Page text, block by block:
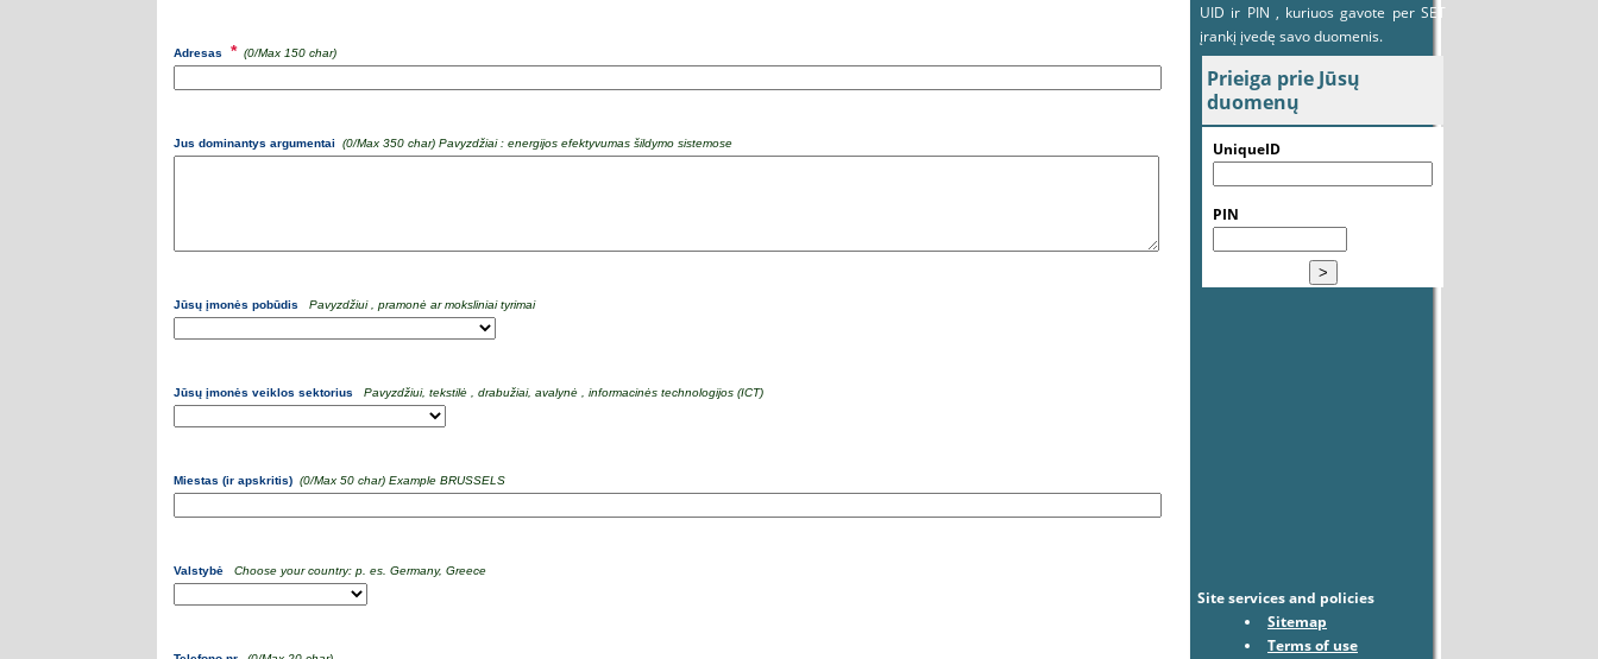
Adresas * (0/Max 150 char)
Jus dominantys argumentai (0/Max 350 char) Pavyzdžiai : energijos efektyvumas šildymo sistemose
Jūsų įmonės pobūdis Pavyzdžiui , pramonė ar moksliniai tyrimai
Jūsų įmonės veiklos sektorius Pavyzdžiui, tekstilė , drabužiai, avalynė , informacinės technologijos (ICT)
Miestas (ir apskritis) (0/Max 50 char) Example BRUSSELS
Valstybė Choose your country: p. es. Germany, Greece
UID ir PIN , kuriuos gavote per SET
įrankį įvedę savo duomenis.
Prieiga prie Jūsų
duomenų
UniqueID
PIN
Site services and policies
Sitemap
Terms of use